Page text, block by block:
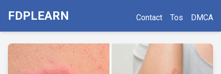
FDPLEARN Contact Tos DMCA